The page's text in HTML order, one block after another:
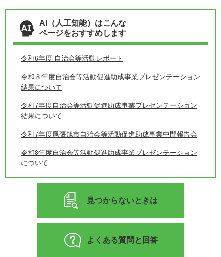
AI（人工知能）はこんな
ページをおすすめします
令和6年度 自治会等活動レポート
令和８年度自治会等活動促進助成事業プレゼンテーション
結果について
令和7年度自治会等活動促進助成事業プレゼンテーション
結果について
令和7年度尾張旭市自治会等活動促進助成事業中間報告会
令和8年度自治会等活動促進助成事業プレゼンテーション
について
見つからないときは
よくある質問と回答